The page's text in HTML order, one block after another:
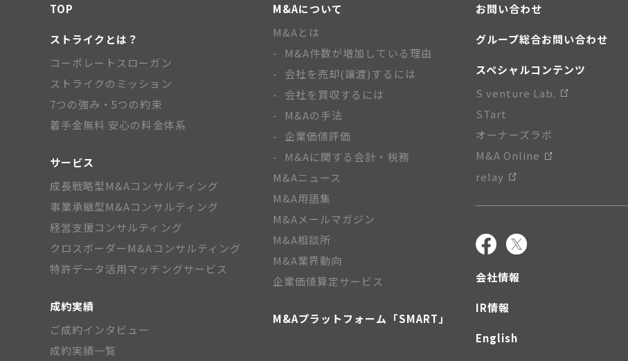
TOP
ストライクとは？
コーポレートスローガン
ストライクのミッション
7つの強み・5つの約束
着手金無料 安心の料金体系
サービス
成長戦略型M&Aコンサルティング
事業承継型M&Aコンサルティング
経営支援コンサルティング
クロスボーダーM&Aコンサルティング
特許データ活用マッチングサービス
成約実績
ご成約インタビュー
成約実績一覧
M&Aについて
M&Aとは
M&A件数が増加している理由
会社を売却(譲渡)するには
会社を買収するには
M&Aの手法
企業価値評価
M&Aに関する会計・税務
M&Aニュース
M&A用語集
M&Aメールマガジン
M&A相談所
M&A業界動向
企業価値算定サービス
M&Aプラットフォーム「SMART」
お問い合わせ
グループ総合お問い合わせ
スペシャルコンテンツ
S venture Lab.
STart
オーナーズラボ
M&A Online
relay
会社情報
IR情報
English